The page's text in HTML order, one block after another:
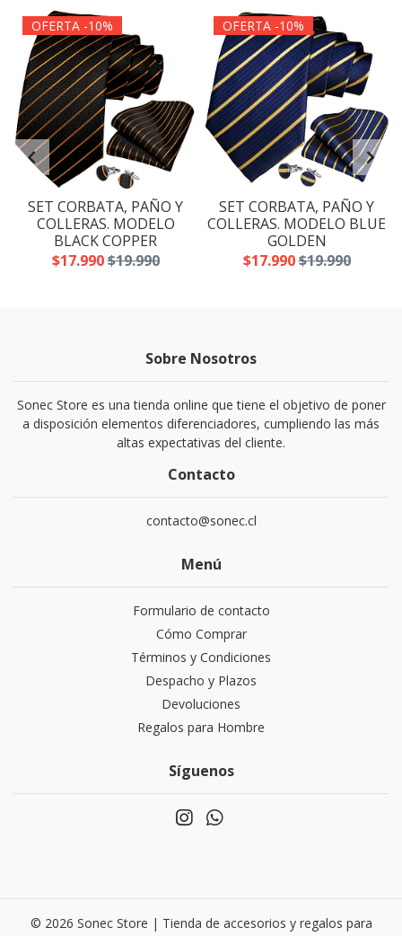
OFERTA -10%
SET CORBATA, PAÑO Y
COLLERAS. MODELO
BLACK COPPER
$17.990$19.990
OFERTA -10%
SET CORBATA, PAÑO Y
COLLERAS. MODELO BLUE
GOLDEN
$17.990$19.990
Sobre Nosotros
Sonec Store es una tienda online que tiene el objetivo de poner
a disposición elementos diferenciadores, cumpliendo las más
altas expectativas del cliente.
Contacto
contacto@sonec.cl
Menú
Formulario de contacto
Cómo Comprar
Términos y Condiciones
Despacho y Plazos
Devoluciones
Regalos para Hombre
Síguenos
© 2026 Sonec Store | Tienda de accesorios y regalos para